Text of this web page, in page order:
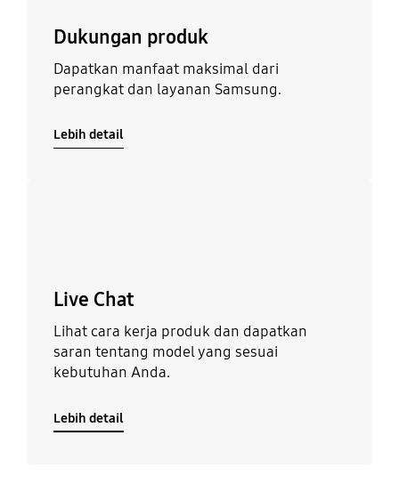
Dukungan produk
Dapatkan manfaat maksimal dari
perangkat dan layanan Samsung.
Lebih detail
Live Chat
Lihat cara kerja produk dan dapatkan
saran tentang model yang sesuai
kebutuhan Anda.
Lebih detail